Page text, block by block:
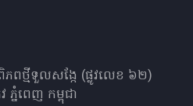
ពថ្មីទួលសង្កែ (ផ្លូវលេខ ៦២)
នំពេញ កម្ពុជា